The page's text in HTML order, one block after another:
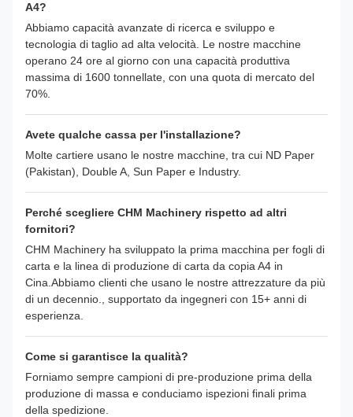
A4?
Abbiamo capacità avanzate di ricerca e sviluppo e
tecnologia di taglio ad alta velocità. Le nostre macchine
operano 24 ore al giorno con una capacità produttiva
massima di 1600 tonnellate, con una quota di mercato del
70%.
Avete qualche cassa per l'installazione?
Molte cartiere usano le nostre macchine, tra cui ND Paper
(Pakistan), Double A, Sun Paper e Industry.
Perché scegliere CHM Machinery rispetto ad altri
fornitori?
CHM Machinery ha sviluppato la prima macchina per fogli di
carta e la linea di produzione di carta da copia A4 in
Cina.Abbiamo clienti che usano le nostre attrezzature da più
di un decennio., supportato da ingegneri con 15+ anni di
esperienza.
Come si garantisce la qualità?
Forniamo sempre campioni di pre-produzione prima della
produzione di massa e conduciamo ispezioni finali prima
della spedizione.